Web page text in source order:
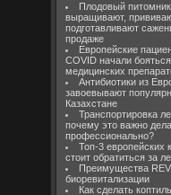
Плодовый
выращивают,
подготавливают
продаже
Европейские
COVID начали бояться
медицинских
Антибиотики из
завоевывают
Казахстане
Транспортировка
почему это важно
профессионально?
Топ-3 европейских
стоит обратиться за
Преимущества
биоревитализации
Как сделать